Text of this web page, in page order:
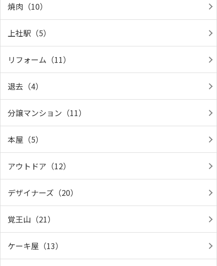
焼肉（10）
上社駅（5）
リフォーム（11）
退去（4）
分譲マンション（11）
本屋（5）
アウトドア（12）
デザイナーズ（20）
覚王山（21）
ケーキ屋（13）